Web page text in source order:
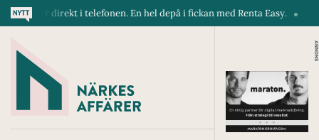
direkt i telefonen. En hel depå i fickan med Renta Easy.
ANNONS